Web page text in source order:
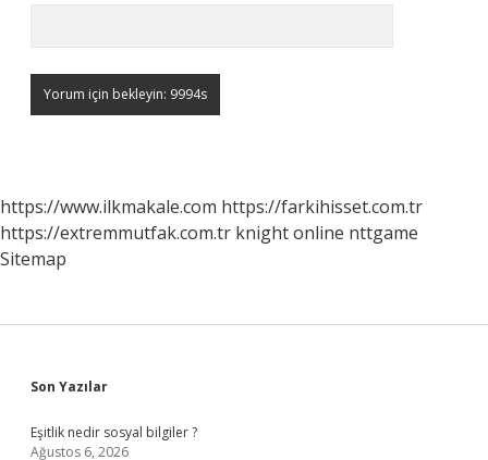
https://www.ilkmakale.com https://farkihisset.com.tr
https://extremmutfak.com.tr knight online nttgame
Sitemap
Sidebar
Son Yazılar
Eşitlik nedir sosyal bilgiler ?
Ağustos 6, 2026